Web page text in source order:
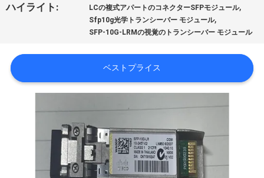
わ
し
た
ハイライト: LCの複式アパートのコネクターSFPモジュール,
Sfp10g光学トランシーバー モジュール,
SFP-10G-LRMの視覚のトランシーバー モジュール
ベストプライス